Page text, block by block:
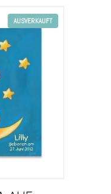
AUSVERKAUFT